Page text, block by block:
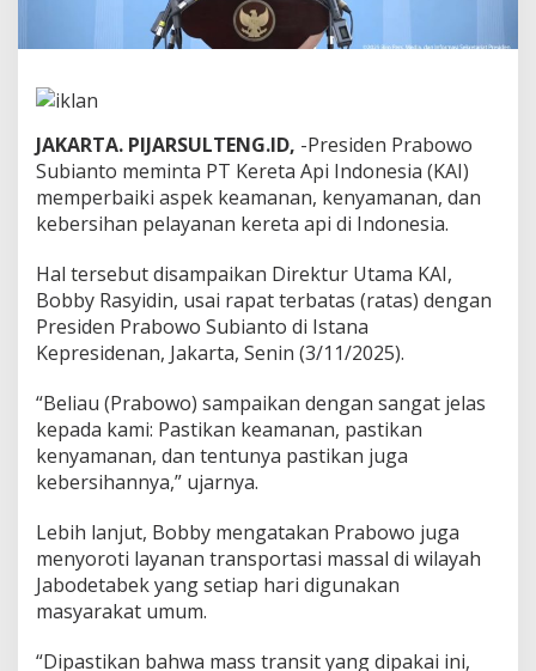
A
b
a
i
k
i
a
y
a
n
a
d
a
n
N
y
m
a
k
a
P
JAKARTA. PIJARSULTENG.ID, -Presiden Prabowo
Subianto meminta PT Kereta Api Indonesia (KAI)
memperbaiki aspek keamanan, kenyamanan, dan
kebersihan pelayanan kereta api di Indonesia.
Hal tersebut disampaikan Direktur Utama KAI,
Bobby Rasyidin, usai rapat terbatas (ratas) dengan
Presiden Prabowo Subianto di Istana
Kepresidenan, Jakarta, Senin (3/11/2025).
“Beliau (Prabowo) sampaikan dengan sangat jelas
kepada kami: Pastikan keamanan, pastikan
kenyamanan, dan tentunya pastikan juga
kebersihannya,” ujarnya.
Lebih lanjut, Bobby mengatakan Prabowo juga
menyoroti layanan transportasi massal di wilayah
Jabodetabek yang setiap hari digunakan
masyarakat umum.
“Dipastikan bahwa mass transit yang dipakai ini,